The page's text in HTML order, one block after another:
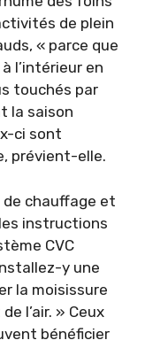
de plein
« parce que
l’intérieur en
touchés par
la saison
ci sont
prévient-elle.
de chauffage et
instructions
CVC
y une
la moisissure
l’air. » Ceux
bénéficier